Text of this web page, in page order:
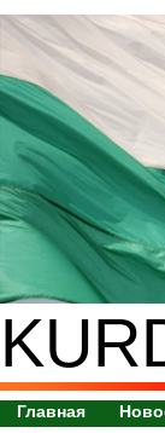
Главная